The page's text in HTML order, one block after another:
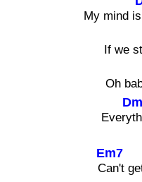
My mind is
If we
Oh
Every
C
Em7
an't